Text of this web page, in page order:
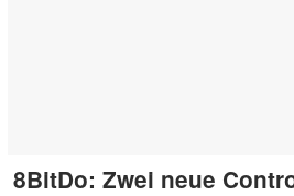
8BitDo: Zwei neue